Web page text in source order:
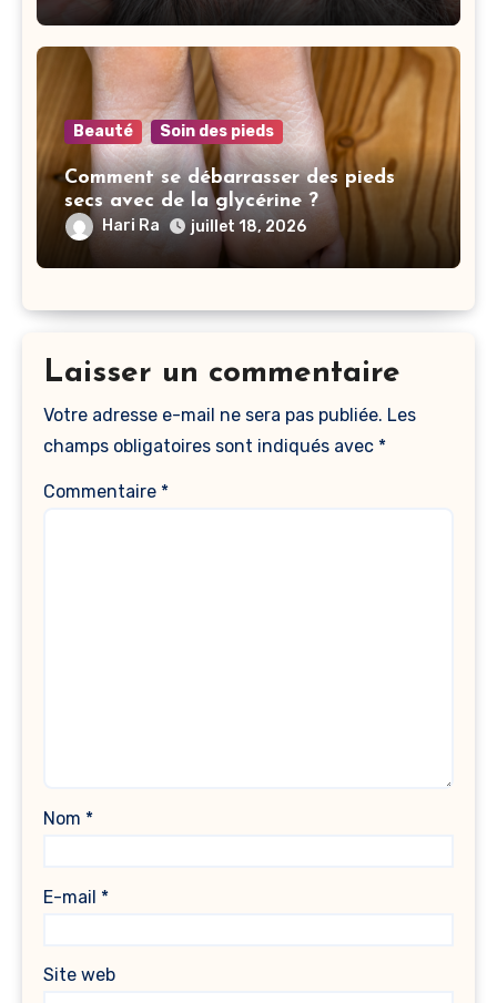
Beauté Soin des pieds
Comment se débarrasser des pieds
secs avec de la glycérine ?
Hari Ra juillet 18, 2026
Laisser un commentaire
Votre adresse e-mail ne sera pas publiée. Les
champs obligatoires sont indiqués avec *
Commentaire *
Nom *
E-mail *
Site web